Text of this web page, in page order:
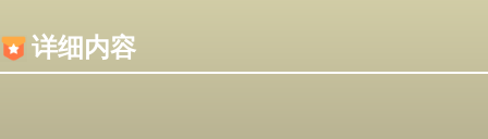
详细内容